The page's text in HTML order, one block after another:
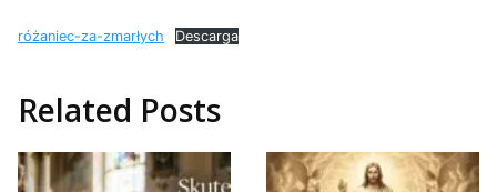
różaniec-za-zmarłych Descarga
Related Posts